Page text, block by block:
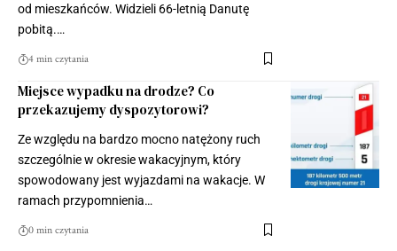
od mieszkańców. Widzieli 66-letnią Danutę
pobitą.…
4 min czytania
Miejsce wypadku na drodze? Co
przekazujemy dyspozytorowi?
Ze względu na bardzo mocno natężony ruch
szczególnie w okresie wakacyjnym, który
spowodowany jest wyjazdami na wakacje. W
ramach przypomnienia…
0 min czytania